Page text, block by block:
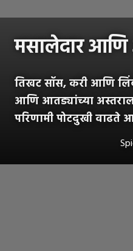
मसालेदार आणि
तिखट सॉस, करी आणि
आणि आतड्यांच्या
परिणामी पोटदुखी